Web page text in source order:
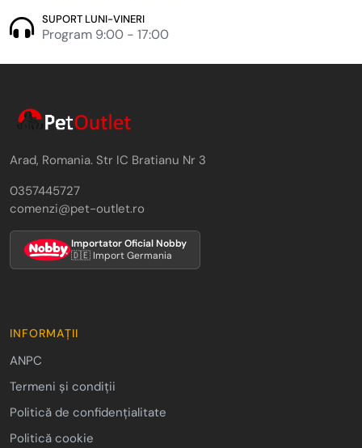
SUPORT LUNI-VINERI
Program 9:00 - 17:00
Arad, Romania. Str IC Bratianu Nr 3
0357445727
comenzi@pet-outlet.ro
Importator Oficial Nobby
🇩🇪 Import Germania
INFORMAȚII
ANPC
Termeni și condiții
Politică de confidențialitate
Politică cookie